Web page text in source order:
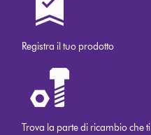
Registra il tuo prodotto
Trova la parte di ricambio che ti